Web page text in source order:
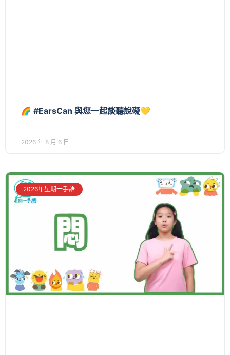
🌈 #EarsCan 與您一起談聽說礙💛
2026 年 8 月 6 日
2026年星期一手語